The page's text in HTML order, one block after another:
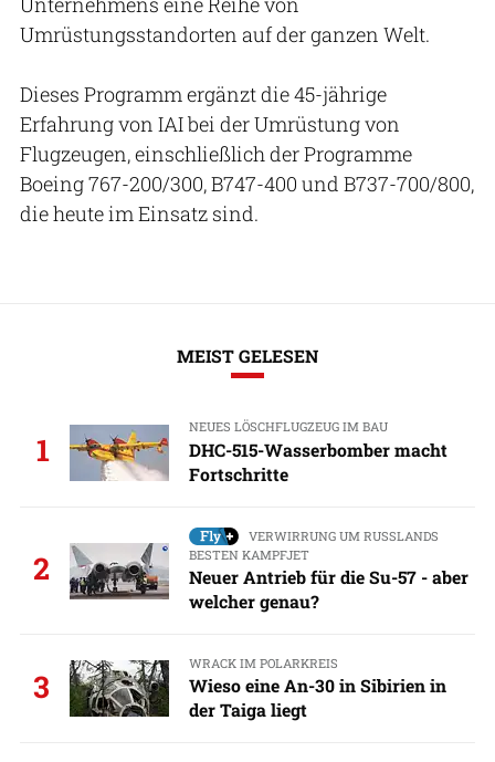
Umrüstungsstandorten auf der ganzen Welt.
Dieses Programm ergänzt die 45-jährige
Erfahrung von IAI bei der Umrüstung von
Flugzeugen, einschließlich der Programme
Boeing 767-200/300, B747-400 und B737-700/800,
die heute im Einsatz sind.
MEIST GELESEN
1
NEUES LÖSCHFLUGZEUG IM BAU
DHC-515-Wasserbomber macht
Fortschritte
2
VERWIRRUNG UM RUSSLANDS
BESTEN KAMPFJET
Neuer Antrieb für die Su-57 - aber
welcher genau?
3
WRACK IM POLARKREIS
Wieso eine An-30 in Sibirien in
der Taiga liegt